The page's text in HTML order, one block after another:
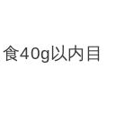
40g以内目